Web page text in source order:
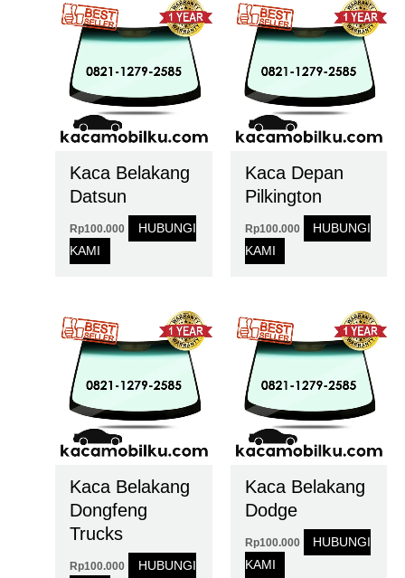
Kaca Belakang
Datsun
Rp100.000
HUBUNGI
KAMI
Kaca Depan
Pilkington
Rp100.000
HUBUNGI
KAMI
Kaca Belakang
Dongfeng
Trucks
Rp100.000
HUBUNGI
Kaca Belakang
Dodge
Rp100.000
HUBUNGI
KAMI